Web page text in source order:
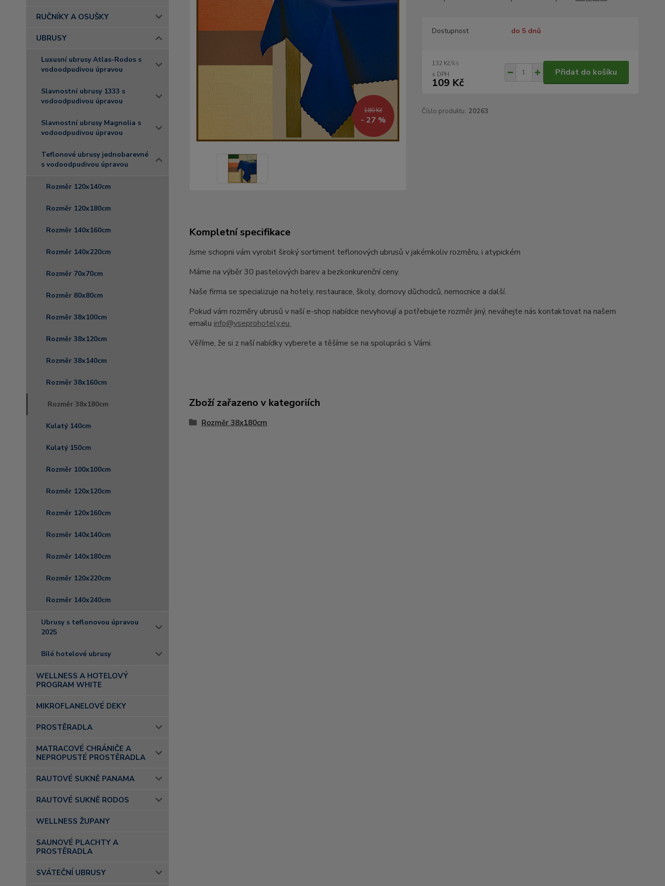
RUČNÍKY A OSUŠKY
UBRUSY
Luxusní ubrusy Atlas-Rodos s
vodoodpudivou úpravou
Slavnostní ubrusy 1333 s
vodoodpudivou úpravou
Slavnostní ubrusy Magnolia s
vodoodpudivou úpravou
Teflonové ubrusy jednobarevné
s vodoodpudivou úpravou
Rozměr 120x140cm
Rozměr 120x180cm
Rozměr 140x160cm
Rozměr 140x220cm
Rozměr 70x70cm
Rozměr 80x80cm
Rozměr 38x100cm
Rozměr 38x120cm
Rozměr 38x140cm
Rozměr 38x160cm
Rozměr 38x180cm
Kulatý 140cm
Kulatý 150cm
Rozměr 100x100cm
Rozměr 120x120cm
Rozměr 120x160cm
Rozměr 140x140cm
Rozměr 140x180cm
Rozměr 120x220cm
Rozměr 140x240cm
Ubrusy s teflonovou úpravou
2025
Bílé hotelové ubrusy
WELLNESS A HOTELOVÝ
PROGRAM WHITE
MIKROFLANELOVÉ DEKY
PROSTĚRADLA
MATRACOVÉ CHRÁNIČE A
NEPROPUSTÉ PROSTĚRADLA
RAUTOVÉ SUKNĚ PANAMA
RAUTOVÉ SUKNĚ RODOS
WELLNESS ŽUPANY
SAUNOVÉ PLACHTY A
PROSTĚRADLA
SVÁTEČNÍ UBRUSY
180 Kč
- 27 %
Dostupnost do 5 dnů
132 Kč/ks
109 Kč
Přidat do košíku
Číslo produktu: 20263
Kompletní specifikace
Jsme schopni vám vyrobit široký sortiment teflonových ubrusů v jakémkoliv rozměru, i atypickém
Máme na výběr 30 pastelových barev a bezkonkurenční ceny.
Naše firma se specializuje na hotely, restaurace, školy, domovy důchodců, nemocnice a další.
Pokud vám rozměry ubrusů v naší e-shop nabídce nevyhovují a potřebujete rozměr jiný, neváhejte nás kontaktovat na našem
emailu info@vseprohotely.eu
Věříme, že si z naší nabídky vyberete a těšíme se na spolupráci s Vámi.
Zboží zařazeno v kategoriích
Rozměr 38x180cm